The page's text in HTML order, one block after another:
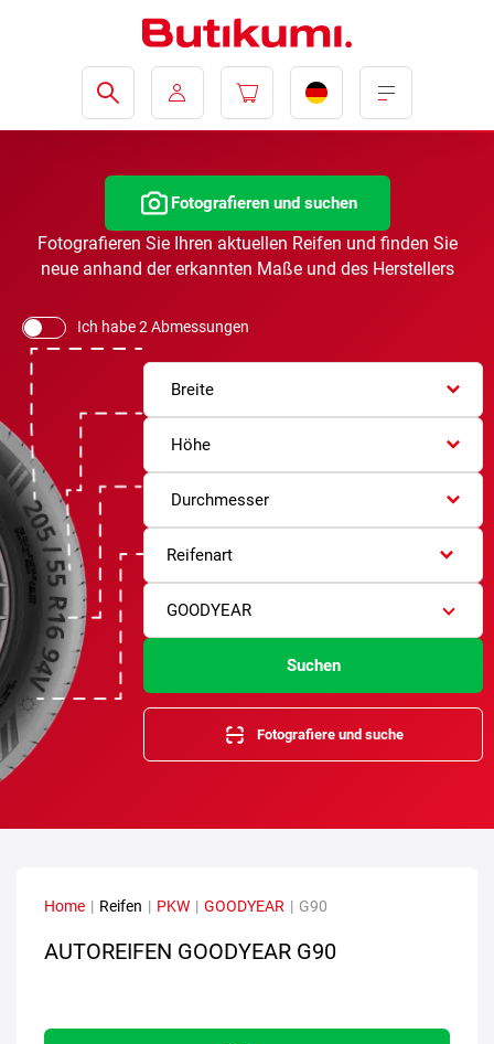
Fotografieren und suchen
Fotografieren Sie Ihren aktuellen Reifen und finden Sie
neue anhand der erkannten Maße und des Herstellers
Ich habe 2 Abmessungen
Breite
Höhe
Durchmesser
Reifenart
GOODYEAR
Suchen
Fotografiere und suche
Home | Reifen | PKW | GOODYEAR | G90
AUTOREIFEN GOODYEAR G90